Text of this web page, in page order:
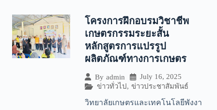
โครงการฝึกอบรมวิชาชีพ
เกษตรกรรมระยะสั้น
หลักสูตรการแปรรูป
ผลิตภัณฑ์ทางการเกษตร
By admin
July 16, 2025
ข่าวทั่วไป , ข่าวประชาสัมพันธ์
วิทยาลัยเกษตรและเทคโนโลยีพังงา